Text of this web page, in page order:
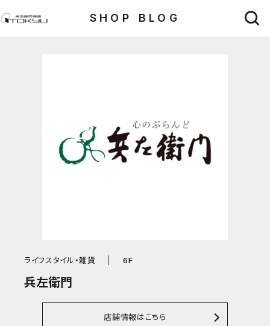
SHOP BLOG
ライフスタイル・雑貨 6F
兵左衛門
店舗情報はこちら